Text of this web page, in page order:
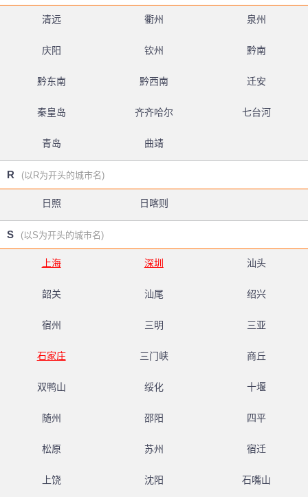
清远 衢州 泉州
庆阳 钦州 黔南
黔东南 黔西南 迁安
秦皇岛 齐齐哈尔 七台河
青岛 曲靖
R (以R为开头的城市名)
日照 日喀则
S (以S为开头的城市名)
上海 深圳 汕头
韶关 汕尾 绍兴
宿州 三明 三亚
石家庄 三门峡 商丘
双鸭山 绥化 十堰
随州 邵阳 四平
松原 苏州 宿迁
上饶 沈阳 石嘴山